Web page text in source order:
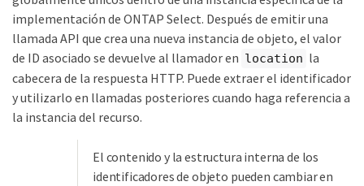
implementación de ONTAP Select. Después de emitir una
llamada API que crea una nueva instancia de objeto, el valor
de ID asociado se devuelve al llamador en location la
cabecera de la respuesta HTTP. Puede extraer el identificador
y utilizarlo en llamadas posteriores cuando haga referencia a
la instancia del recurso.
El contenido y la estructura interna de los
identificadores de objeto pueden cambiar en